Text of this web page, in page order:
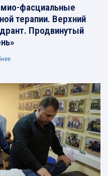
фасциальные
терапии. Верхний
Продвинутый